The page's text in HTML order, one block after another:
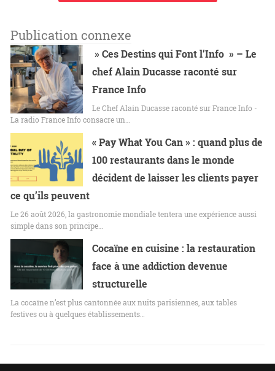
Publication connexe
» Ces Destins qui Font l’Info » – Le
chef Alain Ducasse raconté sur
France Info
Le Chef Alain Ducasse raconté sur France Info -
La radio France Info consacre un…
« Pay What You Can » : quand plus de
100 restaurants dans le monde
décident de laisser les clients payer
ce qu’ils peuvent
Le 26 août 2026, la gastronomie mondiale tentera une expérience aussi
simple dans son principe…
Cocaïne en cuisine : la restauration
face à une addiction devenue
structurelle
La cocaïne n’est plus cantonnée aux nuits parisiennes, aux tables
festives ou à quelques établissements…